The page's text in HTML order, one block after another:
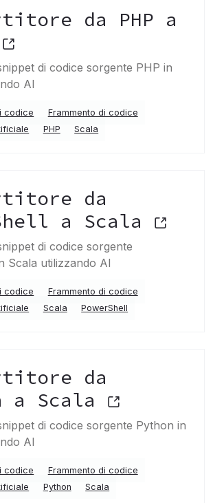
da PHP a
di codice sorgente PHP in
AI
codice
Frammento di codice
PHP Scala
da
a Scala
di codice sorgente
Scala utilizzando AI
codice
Frammento di codice
Scala PowerShell
da
a Scala
di codice sorgente Python in
AI
codice
Frammento di codice
Python Scala